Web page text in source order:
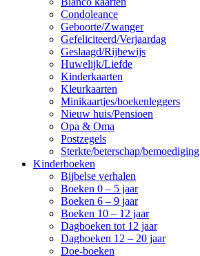
Condoleance
Geboorte/Zwanger
Gefeliciteerd/Verjaardag
Geslaagd/Rijbewijs
Huwelijk/Liefde
Kinderkaarten
Kleurkaarten
Minikaartjes/boekenleggers
Nieuw huis/Pensioen
Opa & Oma
Postzegels
Sterkte/beterschap/bemoediging
Kinderboeken
Bijbelse verhalen
Boeken 0 – 5 jaar
Boeken 6 – 9 jaar
Boeken 10 – 12 jaar
Dagboeken tot 12 jaar
Dagboeken 12 – 20 jaar
Doe-boeken